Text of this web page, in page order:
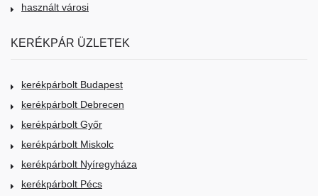
használt városi
KERÉKPÁR ÜZLETEK
kerékpárbolt Budapest
kerékpárbolt Debrecen
kerékpárbolt Győr
kerékpárbolt Miskolc
kerékpárbolt Nyíregyháza
kerékpárbolt Pécs